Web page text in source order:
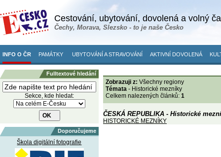
Cestování, ubytování, dovolená a volný
Čechy, Morava, Slezsko - to je naše Česko
INFO O ČR PAMÁTKY UBYTOVÁNÍ A STRAVOVÁNÍ AKTIVNÍ DOVOLENÁ
Fulltextové hledání
Sekce, kde hledat:
Doporučujeme
Škola digitální fotografie
Zobrazuji z: Všechny regiony
Témata - Historické mezníky
Celkem nalezených článků: 1
ČESKÁ REPUBLIKA - Historické
HISTORICKÉ MEZNÍKY